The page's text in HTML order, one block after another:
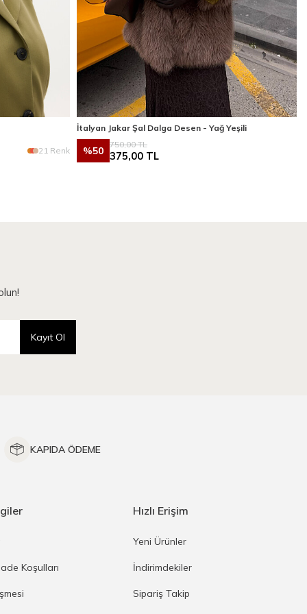
21 Renk
İtalyan Jakar Şal Dalga Desen - Yağ Yeşili
%50
750,00TL
375,00 TL
Kayıt Ol
KAPIDA ÖDEME
Koşulları
Hızlı Erişim
Yeni Ürünler
İndirimdekiler
Sipariş Takip